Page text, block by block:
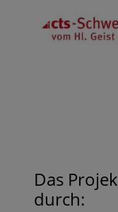
Das
durch: